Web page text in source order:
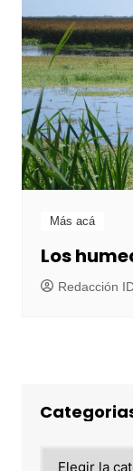
Más acá
Los
Redacción